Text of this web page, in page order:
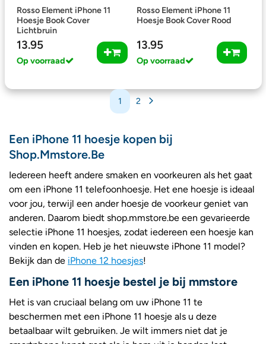
Rosso Element iPhone 11
Hoesje Book Cover
Lichtbruin
13.95
Op voorraad
Rosso Element iPhone 11
Hoesje Book Cover Rood
13.95
Op voorraad
1 2
Een iPhone 11 hoesje kopen bij
Shop.Mmstore.Be
Iedereen heeft andere smaken en voorkeuren als het gaat
om een iPhone 11 telefoonhoesje. Het ene hoesje is ideaal
voor jou, terwijl een ander hoesje de voorkeur geniet van
anderen. Daarom biedt shop.mmstore.be een gevarieerde
selectie iPhone 11 hoesjes, zodat iedereen een hoesje kan
vinden en kopen. Heb je het nieuwste iPhone 11 model?
Bekijk dan de iPhone 12 hoesjes!
Een iPhone 11 hoesje bestel je bij mmstore
Het is van cruciaal belang om uw iPhone 11 te
beschermen met een iPhone 11 hoesje als u deze
betaalbaar wilt gebruiken. Je wilt immers niet dat je